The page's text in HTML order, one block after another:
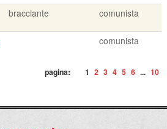
bracciante comunista
comunista
pagina: 1 2 3 4 5 6 ... 10